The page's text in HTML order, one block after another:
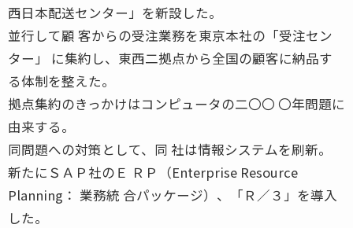
西日本配送センター」を新設した。
並行して顧 客からの受注業務を東京本社の「受注セン
ター」 に集約し、東西二拠点から全国の顧客に納品す
る体制を整えた。
拠点集約のきっかけはコンピュータの二〇〇 〇年問題に
由来する。
同問題への対策として、同 社は情報システムを刷新。
新たにＳＡＰ社のＥ ＲＰ（Enterprise Resource
Planning： 業務統 合パッケージ）、「Ｒ／３」を導入
した。